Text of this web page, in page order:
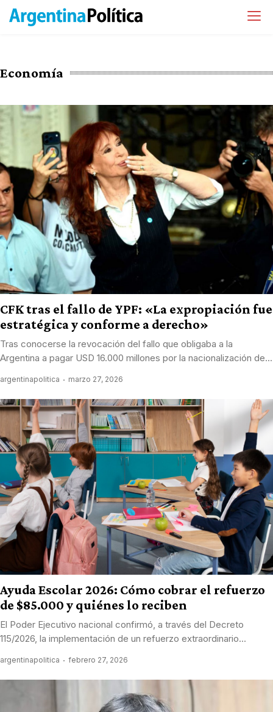
Economía
CFK tras el fallo de YPF: «La expropiación fue
estratégica y conforme a derecho»
Tras conocerse la revocación del fallo que obligaba a la
Argentina a pagar USD 16.000 millones por la nacionalización de...
argentinapolitica marzo 27, 2026
Ayuda Escolar 2026: Cómo cobrar el refuerzo
de $85.000 y quiénes lo reciben
El Poder Ejecutivo nacional confirmó, a través del Decreto
115/2026, la implementación de un refuerzo extraordinario...
argentinapolitica febrero 27, 2026